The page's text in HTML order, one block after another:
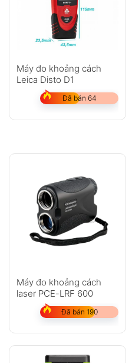
Máy đo khoảng cách
Leica Disto D1
Đã bán 64
Máy đo khoảng cách
laser PCE-LRF 600
Đã bán 190